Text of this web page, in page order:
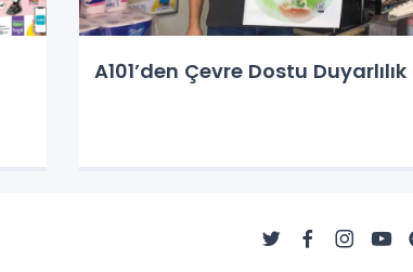
A101’den Çevre Dostu Duyarlılık